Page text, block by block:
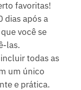
favoritas!
dias após a
você se
las.
todas as
um único
e prática.